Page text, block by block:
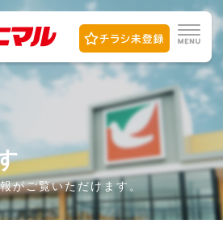
がご覧いただけます。